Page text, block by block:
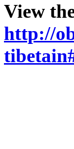
View
http://